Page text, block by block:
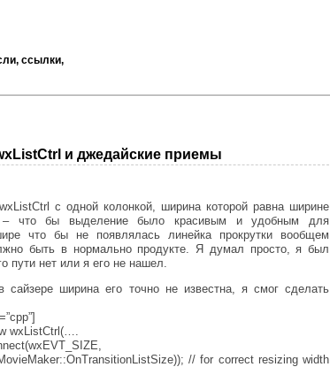
ссылки,
и джедайские приемы
с одной колонкой, ширина которой равна ширине
– что бы выделение было красивым и удобным для
что бы не появлялась линейка прокрутки вообщем
быть в нормально продукте. Я думал просто, я был
пути нет или я его не нашел.
сайзере ширина его точно не известна, я смог сделать
wxListCtrl(….
// for correct resizing width